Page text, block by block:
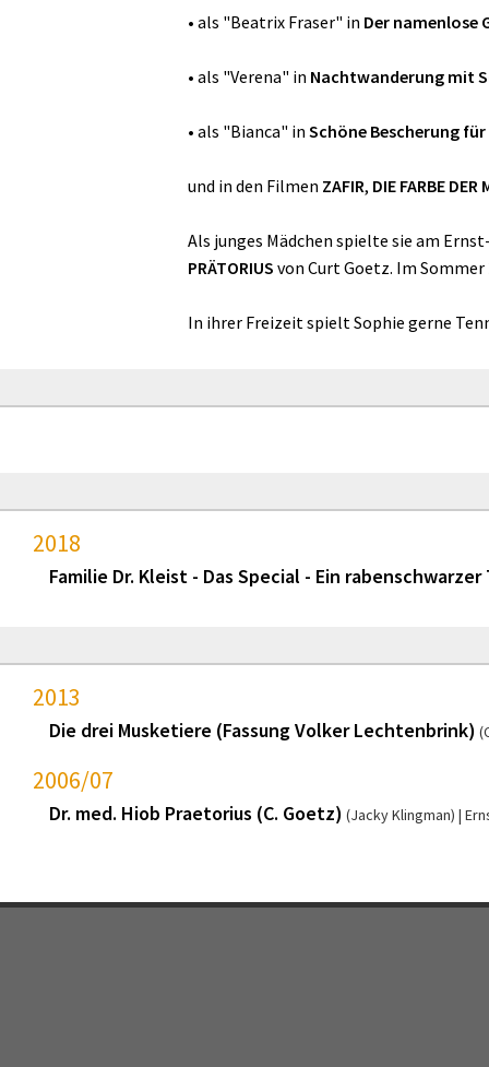
• als "Beatrix Fraser" in Der namenlose
• als "Verena" in Nachtwanderung mit
• als "Bianca" in Schöne Bescherung
und in den Filmen ZAFIR, DIE FARBE DER
Als junges Mädchen spielte sie am
PRÄTORIUS von Curt Goetz. Im
In ihrer Freizeit spielt Sophie gerne
2018
Familie Dr. Kleist - Das Special - Ein rabenschwarzer
2013
Die drei Musketiere (Fassung Volker Lechtenbrink)
2006/07
Dr. med. Hiob Praetorius (C. Goetz) (Jacky Klingman)